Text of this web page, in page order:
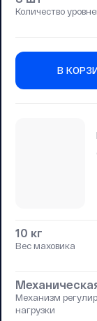
Количество
В
10 кг
Вес маховика
Механизм
нагрузки